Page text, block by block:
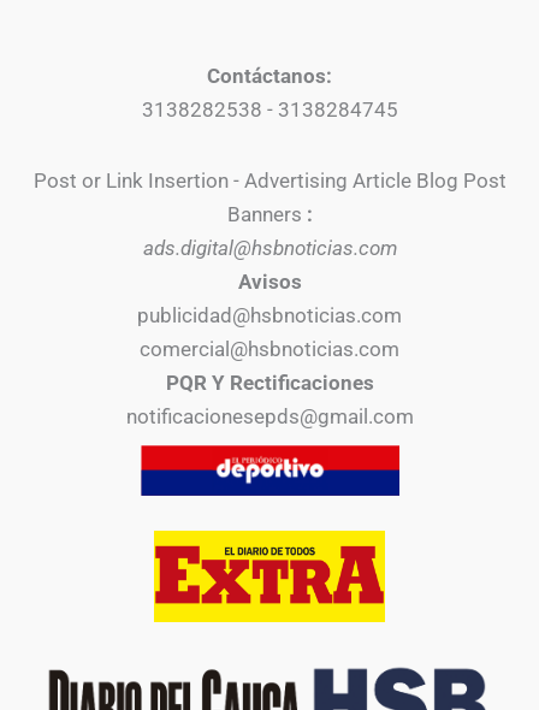
Contáctanos:
3138282538 - 3138284745
Post or Link Insertion - Advertising Article Blog Post
Banners :
ads.digital@hsbnoticias.com
Avisos
publicidad@hsbnoticias.com
comercial@hsbnoticias.com
PQR Y Rectificaciones
notificacionesepds@gmail.com